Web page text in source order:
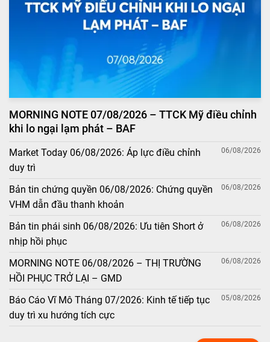
MORNING NOTE 07/08/2026 – TTCK Mỹ điều chỉnh
khi lo ngại lạm phát – BAF
Market Today 06/08/2026: Áp lực điều chỉnh
duy trì
06/08/2026
Bản tin chứng quyền 06/08/2026: Chứng quyền
VHM dẫn đầu thanh khoản
06/08/2026
Bản tin phái sinh 06/08/2026: Ưu tiên Short ở
nhịp hồi phục
06/08/2026
MORNING NOTE 06/08/2026 – THỊ TRƯỜNG
HỒI PHỤC TRỞ LẠI – GMD
06/08/2026
Báo Cáo Vĩ Mô Tháng 07/2026: Kinh tế tiếp tục
duy trì xu hướng tích cực
05/08/2026